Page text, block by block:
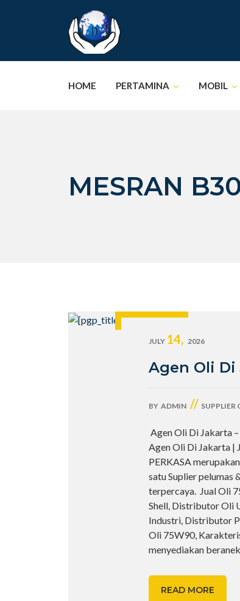
HOME PERTAMINA MOBIL
MESRAN
JULY 14, 2026
Agen Oli Di
BY ADMIN // SUPPLIER
Agen Oli Di Jakarta
Agen Oli Di Jakarta |
PERKASA
satu Suplier pelumas
terpercaya. Jual Oli
Shell, Distributor Oli
Industri, Distributor
Oli 75W90,
menyediakan
READ MORE